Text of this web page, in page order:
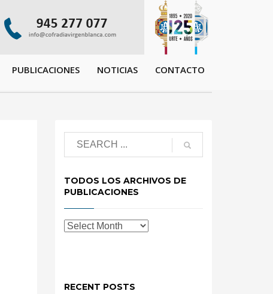
PUBLICACIONES NOTICIAS CONTACTO
TODOS LOS ARCHIVOS DE
PUBLICACIONES
RECENT POSTS